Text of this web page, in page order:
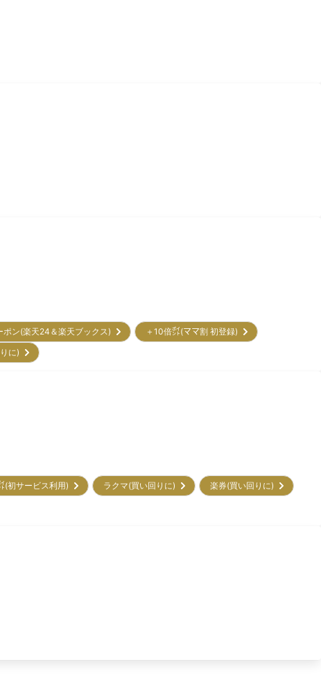
ポン(楽天24＆楽天ブックス)
＋10倍㌽(ママ割 初登録)
りに)
(初サービス利用) ラクマ(買い回りに)
楽券(買い回りに)